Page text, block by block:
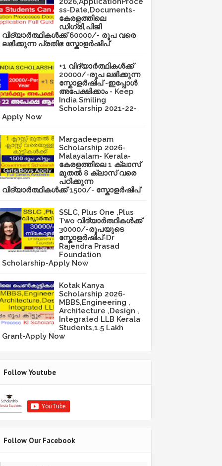
ss-Date,Documents-
കേരളത്തിലെ
ഡിഗ്രി,പിജി
വിദ്യാർത്ഥികൾക്ക് 60000/- രൂപ വരെ
ലഭിക്കുന്ന പ്രതിഭ സ്കോളർഷിപ്
+1 വിദ്യാർത്ഥികൾക്ക്
20000/-രൂപ ലഭിക്കുന്ന
സ്കോളർഷിപ് -ഇപ്പോൾ
അപേക്ഷിക്കാം - Keep
India Smiling
Scholarship 2021-22-
Apply Now
Margadeepam
Scholarship 2026-
Malayalam- Kerala-
കേരളത്തിലെ 1 ക്ലാസ്
മുതൽ 8 ക്ലാസ് വരെ
പഠിക്കുന്ന
വിദ്യാർത്ഥികൾക്ക് 1500/- സ്കോളർഷിപ്
SSLC, Plus One ,Plus
Two വിദ്യാർത്ഥികൾക്ക്
30000/-രൂപയുടെ
സ്കോളർഷിപ്-Dr
Rajendra Prasad
Foundation
Scholarship-Apply Now
Kotak Kanya
Scholarship 2026-
MBBS,Engineering ,
Architecture ,Design ,
Integrated LLB Kerala
Students,1.5 Lakh
Grant-Apply Now
Follow Youtube
Follow Our Facebook